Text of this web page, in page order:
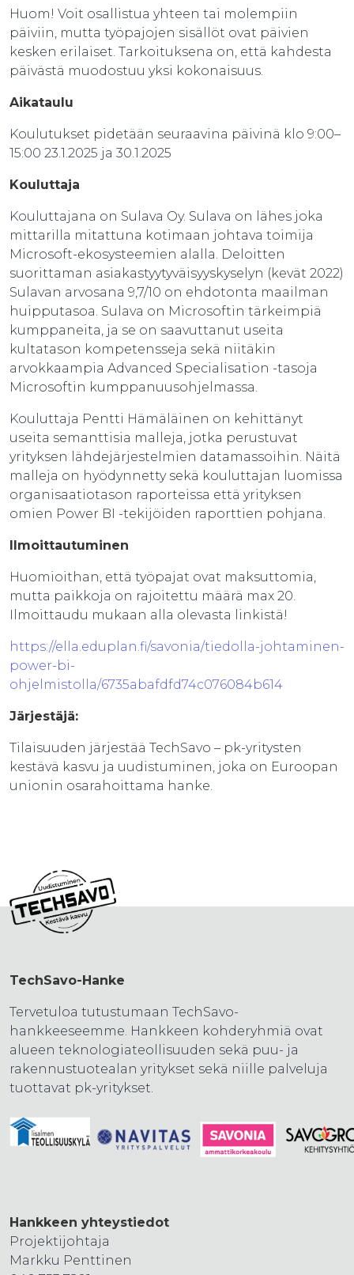
Huom! Voit osallistua yhteen tai molempiin
päiviin, mutta työpajojen sisällöt ovat päivien
kesken erilaiset. Tarkoituksena on, että kahdesta
päivästä muodostuu yksi kokonaisuus.
Aikataulu
Koulutukset pidetään seuraavina päivinä klo 9:00–
15:00 23.1.2025 ja 30.1.2025
Kouluttaja
Kouluttajana on Sulava Oy. Sulava on lähes joka
mittarilla mitattuna kotimaan johtava toimija
Microsoft-ekosysteemien alalla. Deloitten
suorittaman asiakastyytyväisyyskyselyn (kevät 2022)
Sulavan arvosana 9,7/10 on ehdotonta maailman
huipputasoa. Sulava on Microsoftin tärkeimpiä
kumppaneita, ja se on saavuttanut useita
kultatason kompetensseja sekä niitäkin
arvokkaampia Advanced Specialisation -tasoja
Microsoftin kumppanuusohjelmassa.
Kouluttaja Pentti Hämäläinen on kehittänyt
useita semanttisia malleja, jotka perustuvat
yrityksen lähdejärjestelmien datamassoihin. Näitä
malleja on hyödynnetty sekä kouluttajan luomissa
organisaatiotason raporteissa että yrityksen
omien Power BI -tekijöiden raporttien pohjana.
Ilmoittautuminen
Huomioithan, että työpajat ovat maksuttomia,
mutta paikkoja on rajoitettu määrä max 20.
Ilmoittaudu mukaan alla olevasta linkistä!
https://ella.eduplan.fi/savonia/tiedolla-johtaminen-
power-bi-
ohjelmistolla/6735abafdfd74c076084b614
Järjestäjä:
Tilaisuuden järjestää TechSavo – pk-yritysten
kestävä kasvu ja uudistuminen, joka on Euroopan
unionin osarahoittama hanke.
TechSavo-Hanke
Tervetuloa tutustumaan TechSavo-
hankkeeseemme. Hankkeen kohderyhmiä ovat
alueen teknologiateollisuuden sekä puu- ja
rakennustuotealan yritykset sekä niille palveluja
tuottavat pk-yritykset.
Hankkeen yhteystiedot
Projektijohtaja
Markku Penttinen